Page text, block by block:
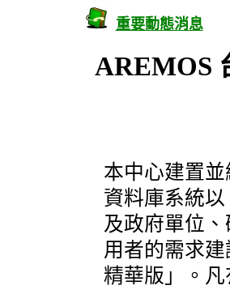
重要動態消息
AREMOS
本中心建置
資料庫系統
及政府單位
用者的需求
精華版」。